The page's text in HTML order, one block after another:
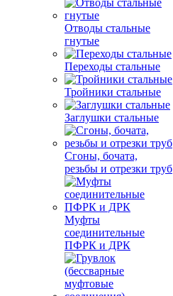
Отводы стальные
гнутые
Переходы стальные
Тройники стальные
Заглушки стальные
Сгоны, бочата,
резьбы и отрезки труб
Муфты
соединительные
ПФРК и ДРК